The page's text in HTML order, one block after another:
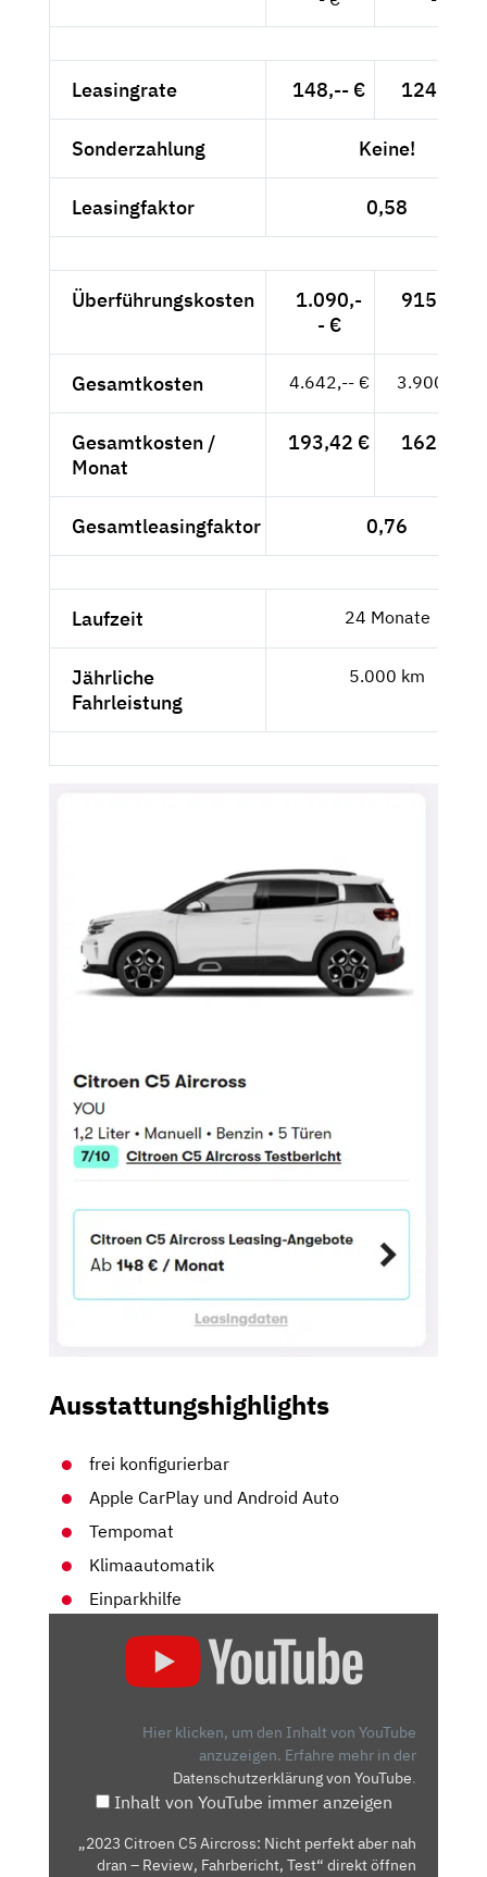
Leasingrate 148,-- € 124,37 €
Sonderzahlung Keine!
Leasingfaktor 0,58
Überführungskosten
1.090,-
- €
915,97 €
Gesamtkosten 4.642,-- € 3.900,84 €
Gesamtkosten /
Monat
193,42 € 162,54 €
Gesamtleasingfaktor 0,76
Laufzeit 24 Monate
Jährliche
Fahrleistung
5.000 km
Ausstattungshighlights
frei konfigurierbar
Apple CarPlay und Android Auto
Tempomat
Klimaautomatik
Einparkhilfe
DRAN
Hier klicken, um den Inhalt von YouTube
anzuzeigen. Erfahre mehr in der
Datenschutzerklärung von YouTube.
Inhalt von YouTube immer anzeigen
„2023 Citroen C5 Aircross: Nicht perfekt aber nah
dran – Review, Fahrbericht, Test“ direkt öffnen